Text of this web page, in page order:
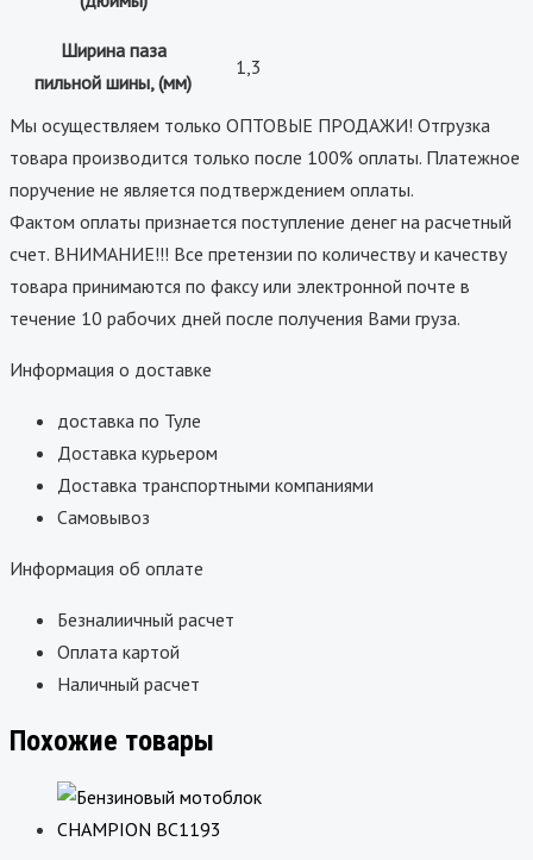
Ширина паза
пильной шины, (мм)
1,3
Мы осуществляем только ОПТОВЫЕ ПРОДАЖИ! Отгрузка
товара производится только после 100% оплаты. Платежное
поручение не является подтверждением оплаты.
Фактом оплаты признается поступление денег на расчетный
счет. ВНИМАНИЕ!!! Все претензии по количеству и качеству
товара принимаются по факсу или электронной почте в
течение 10 рабочих дней после получения Вами груза.
Информация о доставке
доставка по Туле
Доставка курьером
Доставка транспортными компаниями
Самовывоз
Информация об оплате
Безналиичный расчет
Оплата картой
Наличный расчет
Похожие товары